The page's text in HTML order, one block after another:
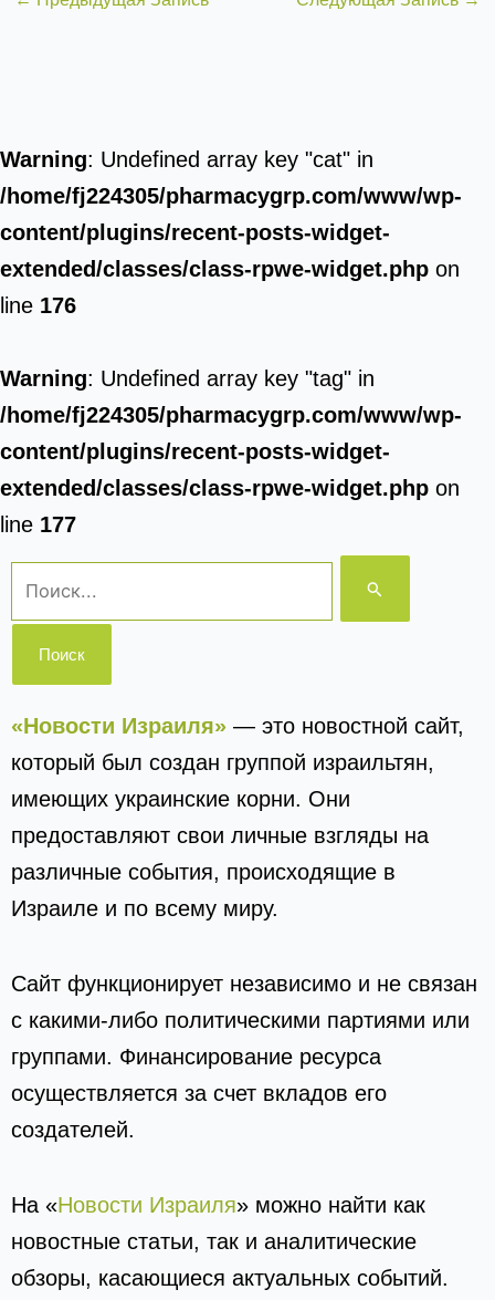
Warning: Undefined array key "cat" in
/home/fj224305/pharmacygrp.com/www/wp-
content/plugins/recent-posts-widget-
extended/classes/class-rpwe-widget.php on
line 176
Warning: Undefined array key "tag" in
/home/fj224305/pharmacygrp.com/www/wp-
content/plugins/recent-posts-widget-
extended/classes/class-rpwe-widget.php on
line 177
Поиск:
«Новости Израиля» — это новостной сайт,
который был создан группой израильтян,
имеющих украинские корни. Они
предоставляют свои личные взгляды на
различные события, происходящие в
Израиле и по всему миру.
Сайт функционирует независимо и не связан
с какими-либо политическими партиями или
группами. Финансирование ресурса
осуществляется за счет вкладов его
создателей.
На «Новости Израиля» можно найти как
новостные статьи, так и аналитические
обзоры, касающиеся актуальных событий.